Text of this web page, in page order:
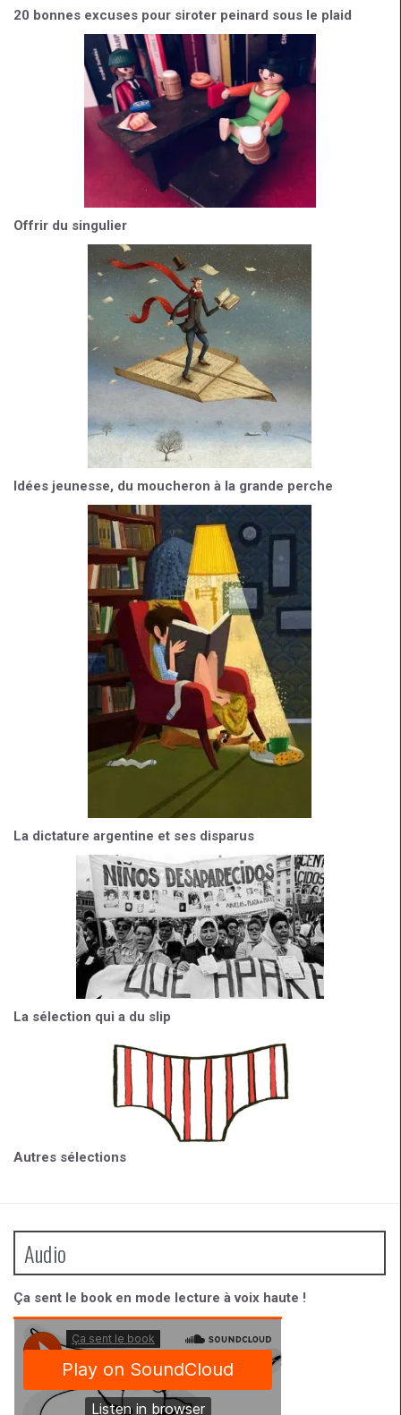
20 bonnes excuses pour siroter peinard sous le plaid
Offrir du singulier
Idées jeunesse, du moucheron à la grande perche
La dictature argentine et ses disparus
La sélection qui a du slip
Autres sélections
Audio
Ça sent le book en mode lecture à voix haute !